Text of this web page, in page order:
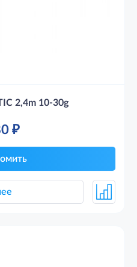
2,4m 10-30g
₽